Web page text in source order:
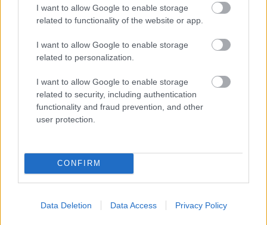
I want to allow Google to enable storage
related to functionality of the website or app.
I want to allow Google to enable storage
related to personalization.
I want to allow Google to enable storage
related to security, including authentication
functionality and fraud prevention, and other
user protection.
CONFIRM
Data Deletion Data Access Privacy Policy
Dan Brown: sikerkönyvek egy kaptafára
Ha valaki olvasott már mást is a szerzőtől, és
nem Az elveszett jelképpel veszíti el a
szüzességét Brown irányába, azt végig
kísérteni fogja a déjá vu, de a könyv mindent
eddigi sorba: szórakoztató, leköti az embert,
és sztoricentrikusságából fakadóan jóformán
üvölt a megfilmesítés után. Az pedig óriási
emberiség elfelejtett ódon bölcsességének